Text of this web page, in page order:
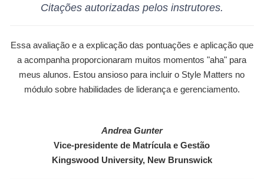
Citações autorizadas pelos instrutores.
Essa avaliação e a explicação das pontuações e aplicação que
a acompanha proporcionaram muitos momentos "aha" para
meus alunos. Estou ansioso para incluir o Style Matters no
módulo sobre habilidades de liderança e gerenciamento.
Andrea Gunter
Vice-presidente de Matrícula e Gestão
Kingswood University, New Brunswick